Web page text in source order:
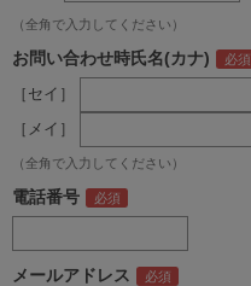
（全角で入力してください）
お問い合わせ時氏名(カナ)
［セイ］
［メイ］
（全角で入力してください）
電話番号
メールアドレス